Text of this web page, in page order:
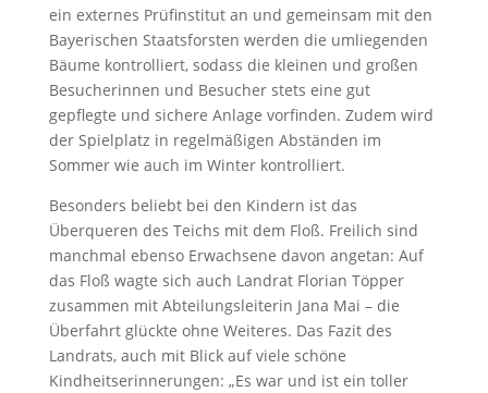
ein externes Prüfinstitut an und gemeinsam mit den
Bayerischen Staatsforsten werden die umliegenden
Bäume kontrolliert, sodass die kleinen und großen
Besucherinnen und Besucher stets eine gut
gepflegte und sichere Anlage vorfinden. Zudem wird
der Spielplatz in regelmäßigen Abständen im
Sommer wie auch im Winter kontrolliert.
Besonders beliebt bei den Kindern ist das
Überqueren des Teichs mit dem Floß. Freilich sind
manchmal ebenso Erwachsene davon angetan: Auf
das Floß wagte sich auch Landrat Florian Töpper
zusammen mit Abteilungsleiterin Jana Mai – die
Überfahrt glückte ohne Weiteres. Das Fazit des
Landrats, auch mit Blick auf viele schöne
Kindheitserinnerungen: „Es war und ist ein toller